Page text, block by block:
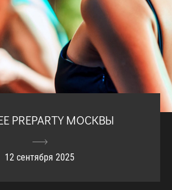
PREPARTY МОСКВЫ
12 сентября 2025